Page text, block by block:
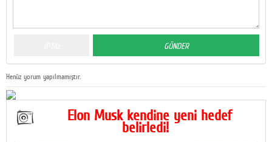
Henüz yorum yapılmamıştır.
Elon Musk kendine yeni hedef
belirledi!